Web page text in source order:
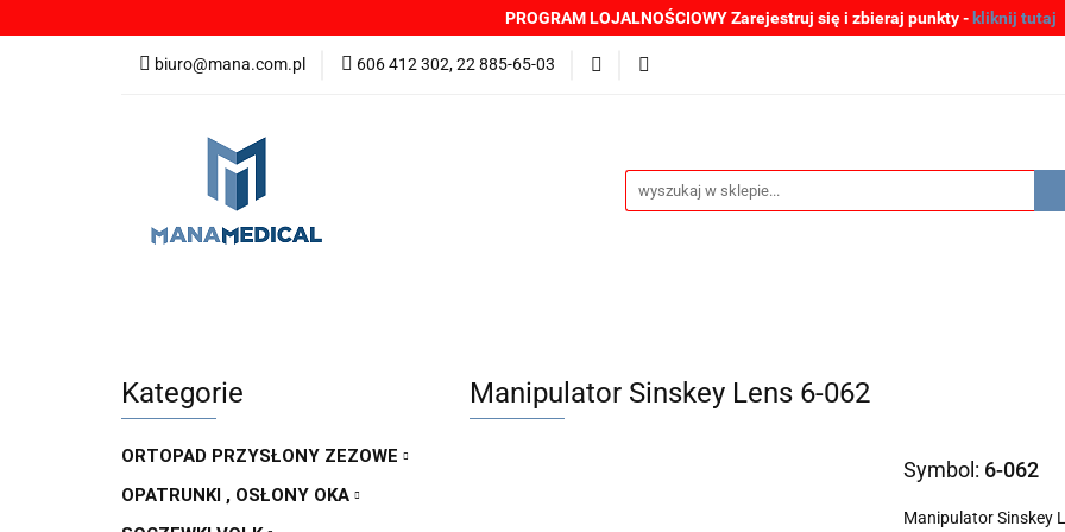
PROGRAM LOJALNOŚCIOWY Zarejestruj się i zbieraj punkty -kliknij tutaj
biuro@mana.com.pl 606 412 302, 22 885-65-03
NOWOŚCI PROMOCJE BESTSELLERY WYPRZEDAŻE PLIKI DO
Kategorie
ORTOPAD PRZYSŁONY ZEZOWE
OPATRUNKI , OSŁONY OKA
Manipulator Sinskey Lens 6-062
Symbol: 6-062
Manipulator Sinskey